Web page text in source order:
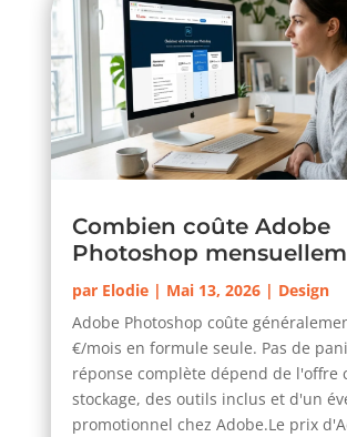
Combien coûte Adobe
Photoshop
par Elodie| Mai 13, 2026| Design
Adobe Photoshop coûte
€/mois en formule seule. Pas de
réponse complète dépend de l'offre
stockage, des outils inclus et d'un
promotionnel chez Adobe.Le prix